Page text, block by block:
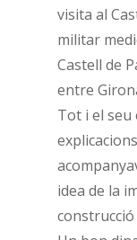
visita al
militar
Castell de
entre
Tot i el seu
idea de la